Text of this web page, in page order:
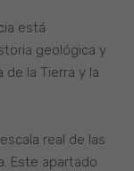
está
geológica y
la Tierra y la
real de las
Este apartado